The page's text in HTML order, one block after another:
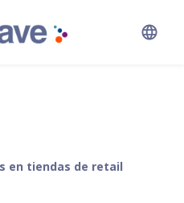
en tiendas de retail